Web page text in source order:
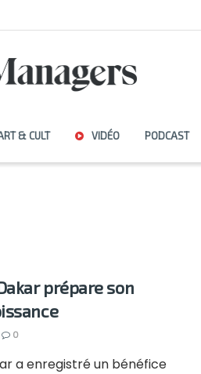
& CULT VIDÉO PODCAST
prépare son
0
a enregistré un bénéfice